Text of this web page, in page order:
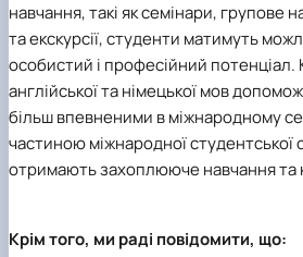
навчання, такі як семінари, групове
та екскурсії, студенти матимуть
особистий і професійний потенціал.
англійської та німецької мов
більш впевненими в міжнародному
частиною міжнародної студентської
отримають захоплююче навчання та
Крім того, ми раді повідомити, що: